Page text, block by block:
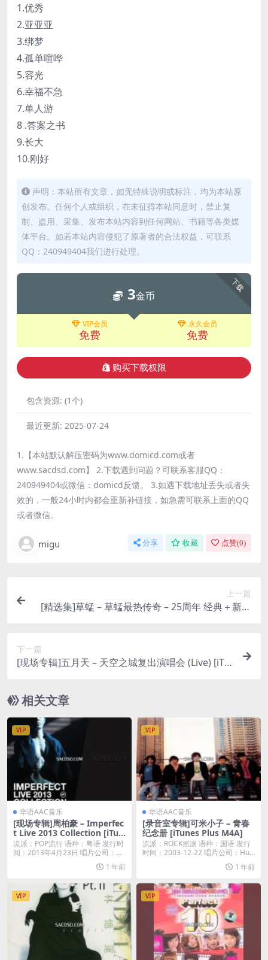
1.优秀
2.亚亚亚
3.绑梦
4.孤单喧哗
5.容光
6.幸福不急
7.单人游
8 .答案之书
9.长大
10.刚好
声明：本站所有文章，如无特殊说明或标注，均为本站原
创发布。任何个人或组织，在未征得本站同意时，禁止复
制、盗用、采集、发布本站内容到任何网站、书籍等各类媒
体平台。如若本站内容侵犯了原著者的合法权益，可联系
QQ：240949404我们进行处理。
下载
3金币
VIP会员
免费
永久会员
免费
购买下载权限
包含资源: (1个)
最近更新: 2025-07-24
1.【本站默认解压密码为www.domicd.com或者
www.sacdsd.com】 2.下载遇到问题？可联系客服QQ：
240949404或微信：domicd反馈。 3.如遇下载地址丢失或者失
效的，一般24小时内都会重新补链接，如急需可联系上面的QQ
或者微信。
migu 分享 收藏 点赞(0)
上一篇
[精选集]草蜢 – 草蜢最热传奇 – 25周年 经典＋新歌
下一篇
[现场专辑]五月天 – 天空之城复出演唱会 (Live) [iTu
相关文章
VIP
华语AAC音乐
[现场专辑]周柏豪 – Imperfec
t Live 2013 Collection [iTun
es Plus M4A]
流派：POP流行 语种：粤语 发行时
间：2013年4月23日 唱片公司：华
1 年前
VIP
华语AAC音乐
[录音室专辑]可米小子 – 青春
纪念册 [iTunes Plus M4A]
流派：ROCK摇滚 语种：国语 发行
时间：2003-12-22 唱片公司：Hu
1 年前
VIP VIP